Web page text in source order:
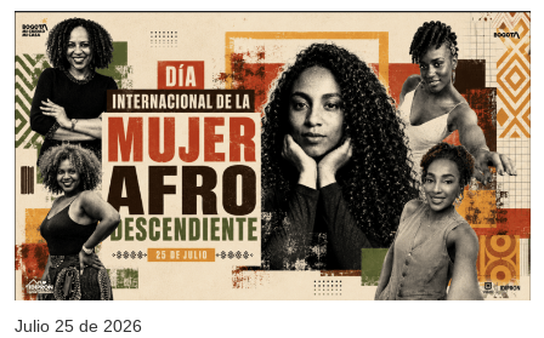
Julio 25 de 2026